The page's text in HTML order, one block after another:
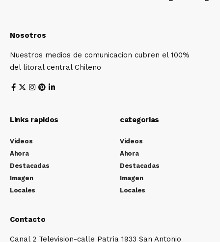
Nosotros
Nuestros medios de comunicacion cubren el 100%
del litoral central Chileno
Links rapidos
Videos
Ahora
Destacadas
Imagen
Locales
categorias
Videos
Ahora
Destacadas
Imagen
Locales
Contacto
Canal 2 Television-calle Patria 1933 San Antonio